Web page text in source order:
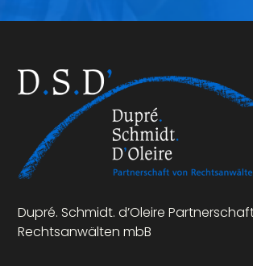
Dupré. Schmidt. d’Oleire
Rechtsanwälten mbB